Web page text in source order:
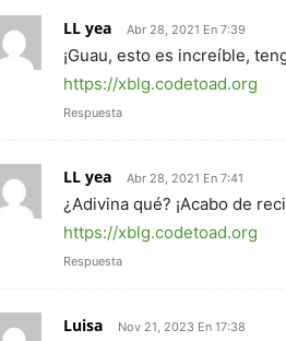
LL yea Abr 28, 2021 En 7:39
¡Guau, esto es increíble,
https://xblg.codetoad.org
Respuesta
LL yea Abr 28, 2021 En 7:41
¿Adivina qué? ¡Acabo de
https://xblg.codetoad.org
Respuesta
Luisa Nov 21, 2023 En 17:38